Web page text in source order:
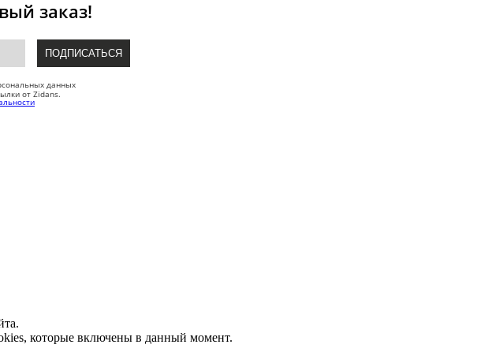
заказ!
данных
от Zidans.
которые включены в данный момент.